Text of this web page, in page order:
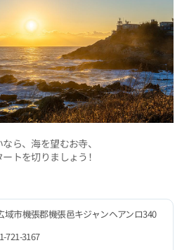
ら、海を望むお寺、
トを切りましょう！
域市機張郡機張邑キジャンヘアンロ340
721-3167